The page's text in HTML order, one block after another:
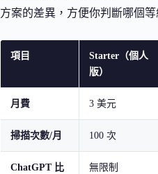
方案的差異，方便你判斷哪個
項目
Starter（個人
版）
月費 3 美元
掃描次數/月 100 次
ChatGPT 比
無限制